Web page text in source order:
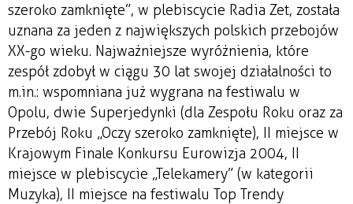
szeroko zamknięte”, w plebiscycie Radia Zet, została
uznana za jeden z największych polskich przebojów
XX-go wieku. Najważniejsze wyróżnienia, które
zespół zdobył w ciągu 30 lat swojej działalności to
m.in.: wspomniana już wygrana na festiwalu w
Opolu, dwie Superjedynki (dla Zespołu Roku oraz za
Przebój Roku „Oczy szeroko zamknięte), II miejsce w
Krajowym Finale Konkursu Eurowizja 2004, II
miejsce w plebiscycie „Telekamery” (w kategorii
Muzyka), II miejsce na festiwalu Top Trendy